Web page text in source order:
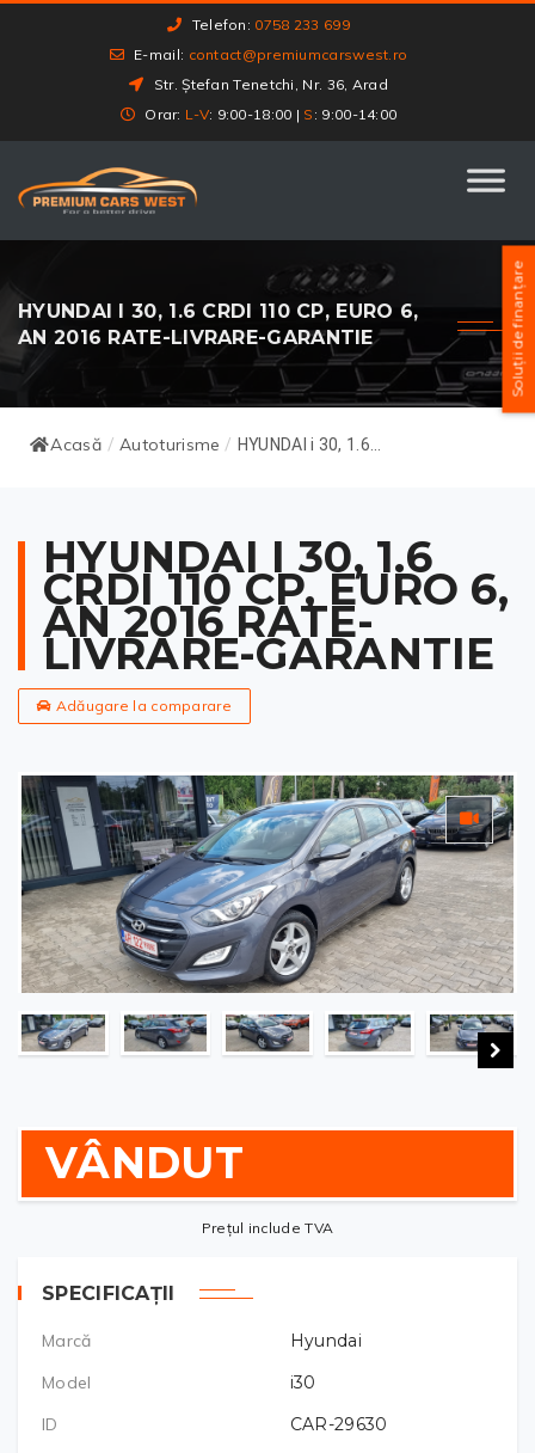
Telefon: 0758 233 699
E-mail: contact@premiumcarswest.ro
Str. Ștefan Tenetchi, Nr. 36, Arad
Orar: L-V: 9:00-18:00 | S : 9:00-14:00
HYUNDAI I 30, 1.6 CRDI 110 CP, EURO 6,
AN 2016 RATE-LIVRARE-GARANTIE
Acasă / Autoturisme / HYUNDAI i 30, 1.6...
HYUNDAI I 30, 1.6
CRDI 110 CP, EURO 6,
AN 2016 RATE-
LIVRARE-GARANTIE
Adăugare la comparare
VÂNDUT
Prețul include TVA
SPECIFICAȚII
Marcă
Hyundai
Model
i30
ID
CAR-29630
Soluții de finanțare